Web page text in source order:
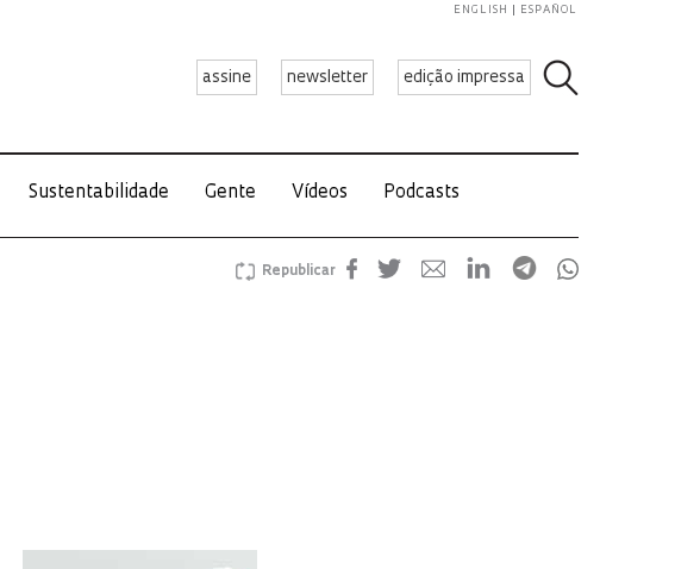
assine newsletter edição impressa
ENGLISH ESPAÑOL
Sustentabilidade Gente Vídeos Podcasts
Republicar